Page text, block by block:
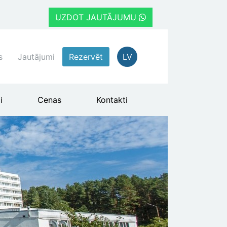
UZDOT JAUTĀJUMU
Jautājumi Rezervēt LV
Cenas Kontakti